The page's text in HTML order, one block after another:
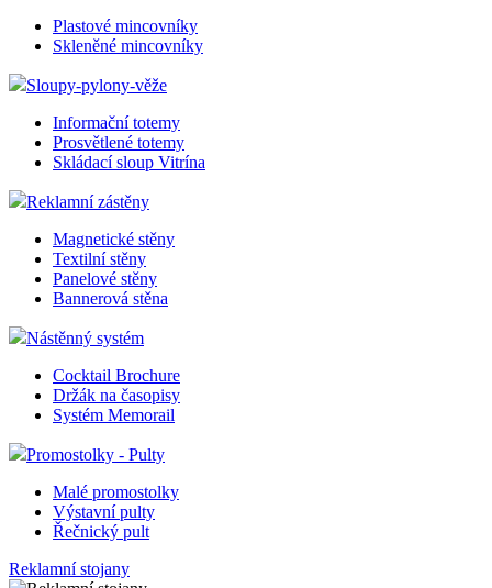
Plastové mincovníky
Skleněné mincovníky
Sloupy-pylony-věže
Informační totemy
Prosvětlené totemy
Skládací sloup Vitrína
Reklamní zástěny
Magnetické stěny
Textilní stěny
Panelové stěny
Bannerová stěna
Nástěnný systém
Cocktail Brochure
Držák na časopisy
Systém Memorail
Promostolky - Pulty
Malé promostolky
Výstavní pulty
Řečnický pult
Reklamní stojany